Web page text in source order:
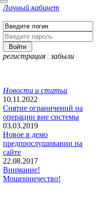
Личный кабинет
регистрация ¦ забыли
Новости и статьи
10.11.2022
Снятие ограничений на
операции вне системы
03.03.2019
Новое в демо
предпрослушивании на
сайте
22.08.2017
Внимание!
Мошенничество!